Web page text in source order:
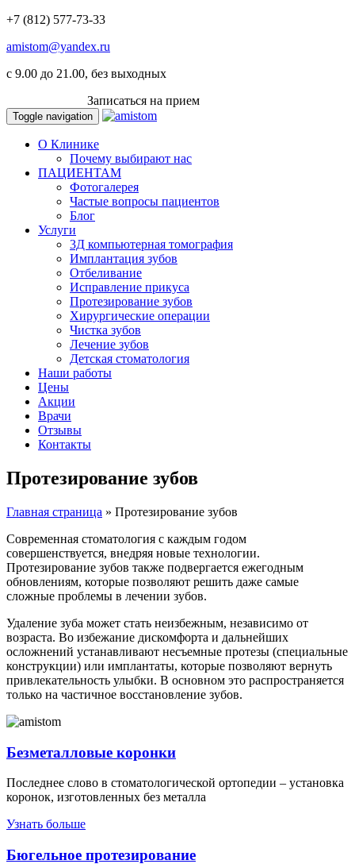
+7 (812) 577-73-33
amistom@yandex.ru
c 9.00 до 21.00, без выходных
Записаться на прием
Toggle navigation
О Клинике
Почему выбирают нас
ПАЦИЕНТАМ
Фотогалерея
Частые вопросы пациентов
Блог
Услуги
3Д компьютерная томография
Имплантация зубов
Отбеливание
Исправление прикуса
Протезирование зубов
Хирургические операции
Чистка зубов
Лечение зубов
Детская стоматология
Наши работы
Цены
Акции
Врачи
Отзывы
Контакты
Протезирование зубов
Главная страница » Протезирование зубов
Современная стоматология с каждым годом
совершенствуется, внедряя новые технологии.
Протезирование зубов также подвергается ежегодным
обновлениям, которые позволяют решить даже самые
сложные проблемы в лечении зубов.
Удаление зуба может стать неизбежным, независимо от
возраста. Во избежание дискомфорта и дальнейших
осложнений устанавливают несъемные протезы (специальные
конструкции) или имплантаты, которые позволяют вернуть
привлекательность улыбки. В основном это распространяется
только на частичное восстановление зубов.
Безметалловые коронки
Последнее слово в стоматологической ортопедии – установка
коронок, изготовленных без металла
Узнать больше
Бюгельное протезирование